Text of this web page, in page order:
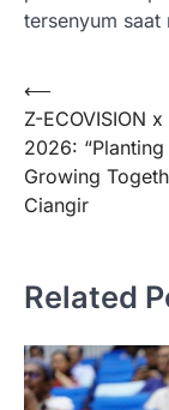
tersenyum saat
Navigasi
pos
⟵
Z-ECOVISION
2026:
Growing
Ciangir
Related